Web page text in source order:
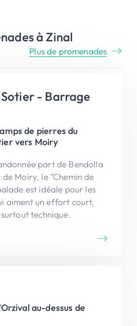
à Zinal
Plus de promenades
- Barrage
de pierres du
vers Moiry
part de Bendolla
Moiry, le "Chemin de
est idéale pour les
aiment un effort court,
technique.
au-dessus de